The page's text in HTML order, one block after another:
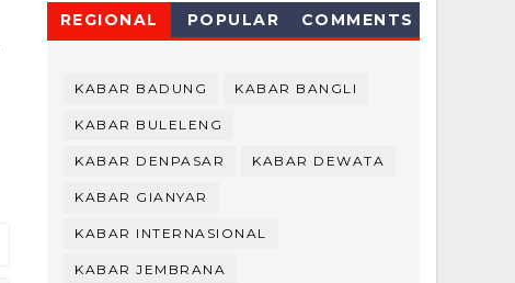
REGIONAL POPULAR COMMENTS
KABAR BADUNG KABAR BANGLI
KABAR BULELENG
KABAR DENPASAR KABAR DEWATA
KABAR GIANYAR
KABAR INTERNASIONAL
KABAR JEMBRANA